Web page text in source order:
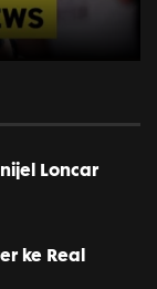
Loncar
ke Real